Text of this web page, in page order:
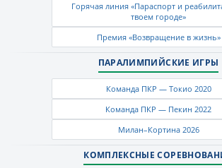
Горячая линия «Параспорт и
твоем городе»
Премия «Возвращение в жизнь»
ПАРАЛИМПИЙСКИЕ ИГРЫ
Команда ПКР — Токио 2020
Команда ПКР — Пекин 2022
Милан–Кортина 2026
КОМПЛЕКСНЫЕ